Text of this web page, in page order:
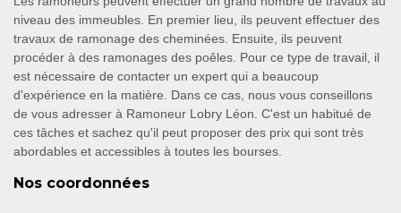
niveau des immeubles. En premier lieu, ils peuvent effectuer des
travaux de ramonage des cheminées. Ensuite, ils peuvent
procéder à des ramonages des poêles. Pour ce type de travail, il
est nécessaire de contacter un expert qui a beaucoup
d'expérience en la matière. Dans ce cas, nous vous conseillons
de vous adresser à Ramoneur Lobry Léon. C'est un habitué de
ces tâches et sachez qu'il peut proposer des prix qui sont très
abordables et accessibles à toutes les bourses.
Nos coordonnées